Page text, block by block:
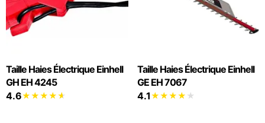
Taille Haies Électrique Einhell
GH EH 4245
4.6
Taille Haies Électrique Einhell
GE EH 7067
4.1